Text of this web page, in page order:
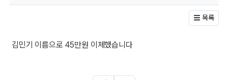
목록
김민기 이름으로 45만원 이체했습니다